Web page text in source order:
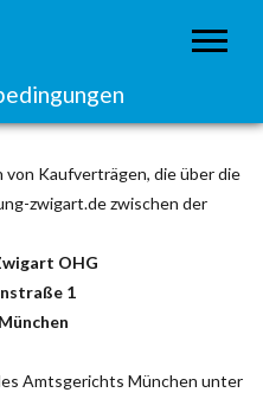
Kaufverträgen, die über die
zwigart.de zwischen der
OHG
1
Amtsgerichts München unter